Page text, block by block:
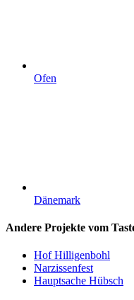
Ofen
Dänemark
Andere Projekte vom
Hof Hilligenbohl
Narzissenfest
Hauptsache Hübsch